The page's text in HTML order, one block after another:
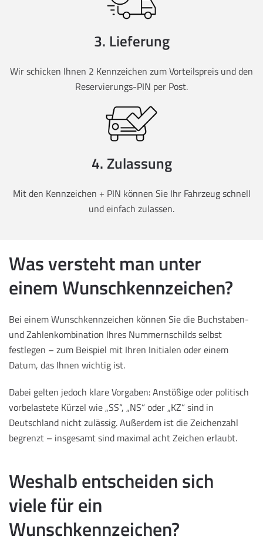
3. Lieferung
Wir schicken Ihnen 2 Kennzeichen zum Vorteilspreis und den
Reservierungs-PIN per Post.
4. Zulassung
Mit den Kennzeichen + PIN können Sie Ihr Fahrzeug schnell
und einfach zulassen.
Was versteht man unter
einem Wunschkennzeichen?
Bei einem Wunschkennzeichen können Sie die Buchstaben-
und Zahlenkombination Ihres Nummernschilds selbst
festlegen – zum Beispiel mit Ihren Initialen oder einem
Datum, das Ihnen wichtig ist.
Dabei gelten jedoch klare Vorgaben: Anstößige oder politisch
vorbelastete Kürzel wie „SS“, „NS“ oder „KZ“ sind in
Deutschland nicht zulässig. Außerdem ist die Zeichenzahl
begrenzt – insgesamt sind maximal acht Zeichen erlaubt.
Weshalb entscheiden sich
viele für ein
Wunschkennzeichen?